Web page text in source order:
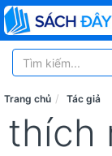
Trang chủ Tác giả
thích